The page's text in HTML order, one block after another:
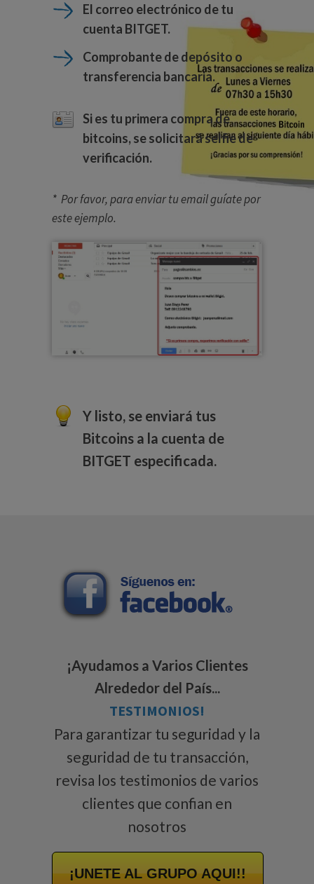
El correo electrónico de tu
cuenta BITGET.
Comprobante de depósito o
transferencia bancaria.
Si es tu primera compra de
bitcoins, se solicitará selfie de
verificación.
* Por favor, para enviar tu email guíate por
este ejemplo.
Y listo, se enviará tus
Bitcoins a la cuenta de
BITGET especificada.
¡Ayudamos a Varios Clientes
Alrededor del País...
TESTIMONIOS!
Para garantizar tu seguridad y la
seguridad de tu transacción,
revisa los testimonios de varios
clientes que confian en
nosotros
¡UNETE AL GRUPO AQUI!!